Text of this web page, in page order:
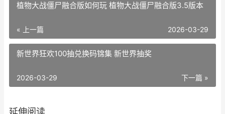
植物大战僵尸融合版如何玩 植物大战僵尸融合版3.5版本
« 上一篇 2026-03-29
新世界狂欢100抽兑换码锦集 新世界抽奖
下一篇 »
2026-03-29
延伸阅读